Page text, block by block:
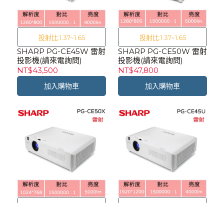
投射比:1.37~1.65
SHARP PG-CE45W 雷射
投影機(請來電詢問)
NT$43,500
加入購物車
投射比:1.37~1.65
SHARP PG-CE50W 雷射
投影機(請來電詢問)
NT$47,800
加入購物車